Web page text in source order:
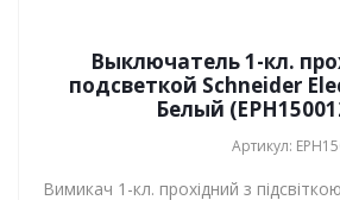
Выключатель 1-кл.
подсветкой Schneider
Белый
Артикул:
Вимикач 1-кл. прохідний з